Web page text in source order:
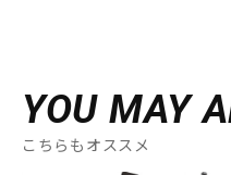
YOU MAY
こちらもオススメ